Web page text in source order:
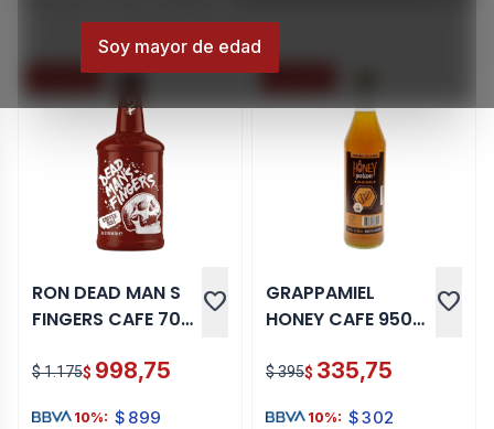
Soy mayor de edad
15 % OFF
RON DEAD MAN S
FINGERS CAFE 700
favorite
$ 1.175$ 998,75
10%: $ 899
15 % OFF
GRAPPAMIEL
HONEY CAFE 950
favorite
$ 395$ 335,75
10%: $302